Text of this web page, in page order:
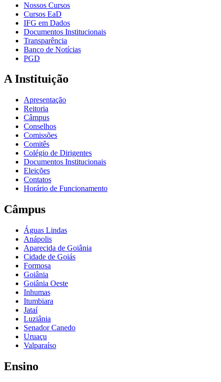
Nossos Cursos
Cursos EaD
IFG em Dados
Documentos Institucionais
Transparência
Banco de Notícias
PGD
A Instituição
Apresentação
Reitoria
Câmpus
Conselhos
Comissões
Comitês
Colégio de Dirigentes
Documentos Institucionais
Eleições
Contatos
Horário de Funcionamento
Câmpus
Águas Lindas
Anápolis
Aparecida de Goiânia
Cidade de Goiás
Formosa
Goiânia
Goiânia Oeste
Inhumas
Itumbiara
Jataí
Luziânia
Senador Canedo
Uruaçu
Valparaíso
Ensino